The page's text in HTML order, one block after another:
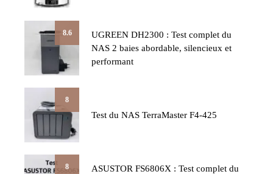
8.6
UGREEN DH2300 : Test complet du
NAS 2 baies abordable, silencieux et
performant
8
Test du NAS TerraMaster F4-425
8
ASUSTOR FS6806X : Test complet du